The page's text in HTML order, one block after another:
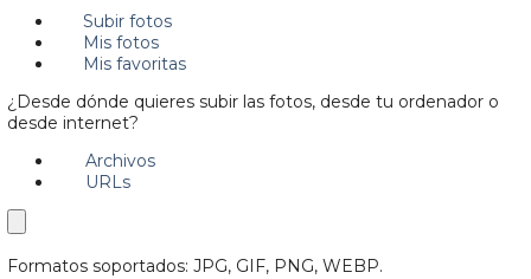
Subir fotos
Mis fotos
Mis favoritas
¿Desde dónde quieres subir las fotos, desde tu ordenador o
desde internet?
Archivos
URLs
Formatos soportados: JPG, GIF, PNG, WEBP.